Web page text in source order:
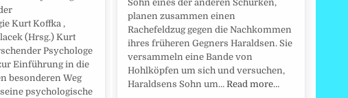
Kurt Koffka ,
(Hrsg.) Kurt
Psychologe
Einführung in die
besonderen Weg
psychologische
Sohn eines der anderen Schurken,
planen zusammen einen
Rachefeldzug gegen die Nachkommen
ihres früheren Gegners Haraldsen. Sie
versammeln eine Bande von
Hohlköpfen um sich und versuchen,
Haraldsens Sohn um… Read more…